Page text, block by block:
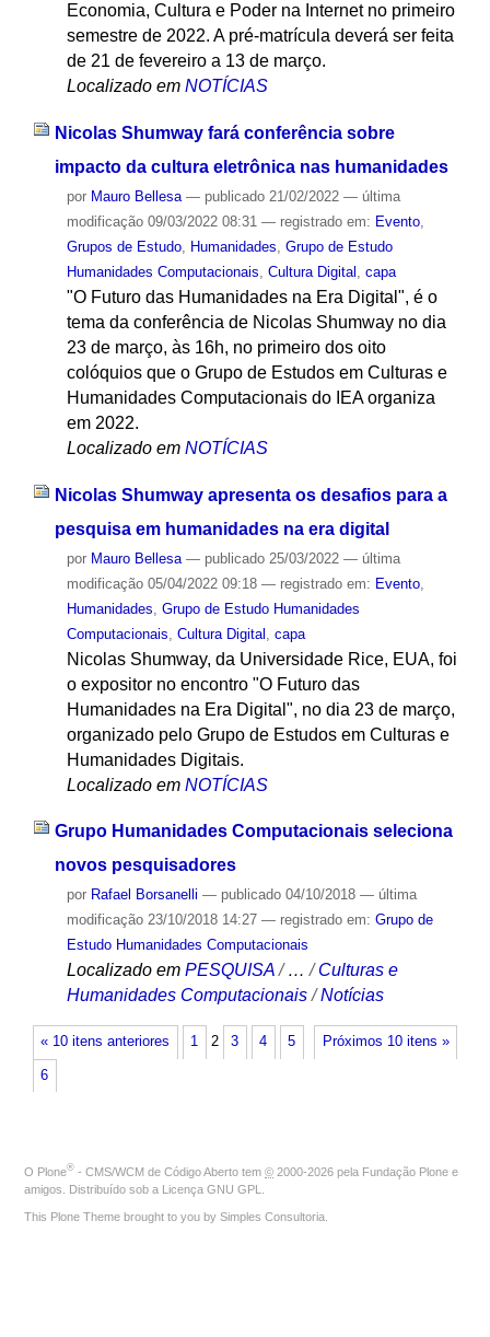
Economia, Cultura e Poder na Internet no primeiro
semestre de 2022. A pré-matrícula deverá ser feita
de 21 de fevereiro a 13 de março.
Localizado em NOTÍCIAS
Nicolas Shumway fará conferência sobre
impacto da cultura eletrônica nas humanidades
por Mauro Bellesa — publicado21/02/2022 — última
modificação09/03/2022 08:31 — registrado em: Evento,
Grupos de Estudo, Humanidades Grupo de Estudo
Humanidades Computacionais Cultura Digital capa
"O Futuro das Humanidades na Era Digital", é o
tema da conferência de Nicolas Shumway no dia
23 de março, às 16h, no primeiro dos oito
colóquios que o Grupo de Estudos em Culturas e
Humanidades Computacionais do IEA organiza
em 2022.
Localizado em NOTÍCIAS
Nicolas Shumway apresenta os desafios para a
pesquisa em humanidades na era digital
por Mauro Bellesa — publicado25/03/2022 — última
modificação05/04/2022 09:18 — registrado em: Evento,
Humanidades Grupo de Estudo Humanidades
Computacionais Cultura Digital capa
Nicolas Shumway, da Universidade Rice, EUA, foi
o expositor no encontro "O Futuro das
Humanidades na Era Digital", no dia 23 de março,
organizado pelo Grupo de Estudos em Culturas e
Humanidades Digitais.
Localizado em NOTÍCIAS
Grupo Humanidades Computacionais seleciona
novos pesquisadores
por Rafael Borsanelli — publicado04/10/2018 — última
modificação23/10/2018 14:27 — registrado em: Grupo de
Estudo Humanidades Computacionais
Localizado em PESQUISA /…/Culturas e
Humanidades Computacionais /Notícias
« 10 itens anteriores Próximos 10 itens »
1 2 3 4 5
6
O Plone® - CMS/WCM de Código Aberto tem © 2000-2026 pela Fundação Plone e
amigos. Distribuído sob a Licença GNU GPL
This Plone Theme brought to you by Simples Consultoria